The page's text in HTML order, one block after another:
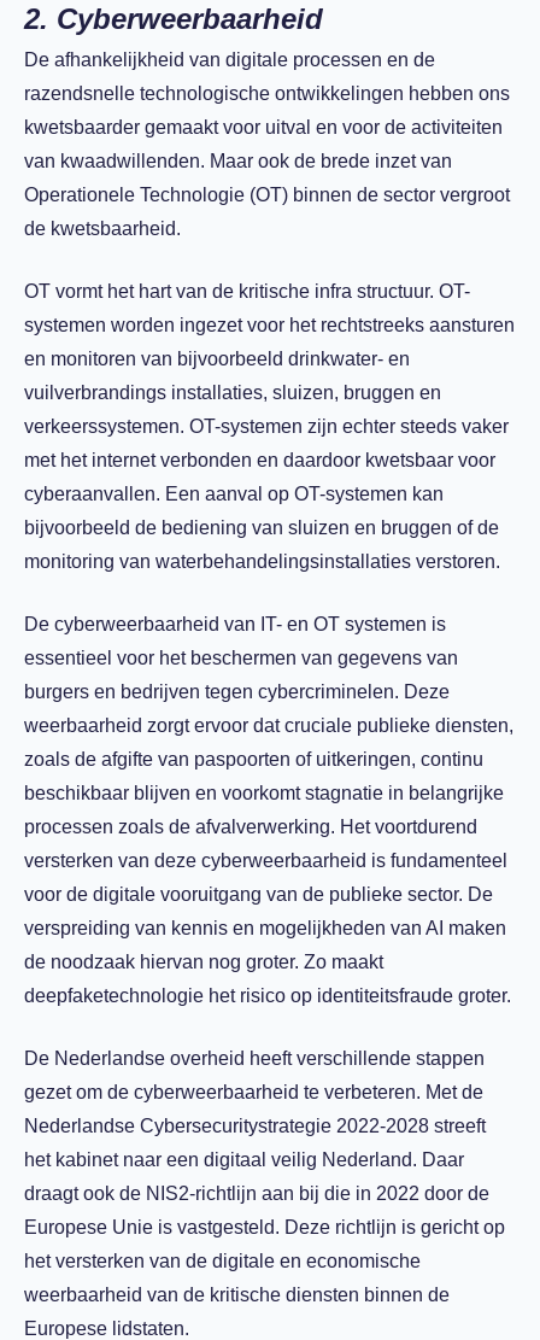
2. Cyberweerbaarheid
De afhankelijkheid van digitale processen en de
razendsnelle technologische ontwikkelingen hebben ons
kwetsbaarder gemaakt voor uitval en voor de activiteiten
van kwaadwillenden. Maar ook de brede inzet van
Operationele Technologie (OT) binnen de sector vergroot
de kwetsbaarheid.
OT vormt het hart van de kritische infra structuur. OT-
systemen worden ingezet voor het rechtstreeks aansturen
en monitoren van bijvoorbeeld drinkwater- en
vuilverbrandings installaties, sluizen, bruggen en
verkeerssystemen. OT-systemen zijn echter steeds vaker
met het internet verbonden en daardoor kwetsbaar voor
cyberaanvallen. Een aanval op OT-systemen kan
bijvoorbeeld de bediening van sluizen en bruggen of de
monitoring van waterbehandelingsinstallaties verstoren.
De cyberweerbaarheid van IT- en OT systemen is
essentieel voor het beschermen van gegevens van
burgers en bedrijven tegen cybercriminelen. Deze
weerbaarheid zorgt ervoor dat cruciale publieke diensten,
zoals de afgifte van paspoorten of uitkeringen, continu
beschikbaar blijven en voorkomt stagnatie in belangrijke
processen zoals de afvalverwerking. Het voortdurend
versterken van deze cyberweerbaarheid is fundamenteel
voor de digitale vooruitgang van de publieke sector. De
verspreiding van kennis en mogelijkheden van AI maken
de noodzaak hiervan nog groter. Zo maakt
deepfaketechnologie het risico op identiteitsfraude groter.
De Nederlandse overheid heeft verschillende stappen
gezet om de cyberweerbaarheid te verbeteren. Met de
Nederlandse Cybersecuritystrategie 2022-2028 streeft
het kabinet naar een digitaal veilig Nederland. Daar
draagt ook de NIS2-richtlijn aan bij die in 2022 door de
Europese Unie is vastgesteld. Deze richtlijn is gericht op
het versterken van de digitale en economische
weerbaarheid van de kritische diensten binnen de
Europese lidstaten.